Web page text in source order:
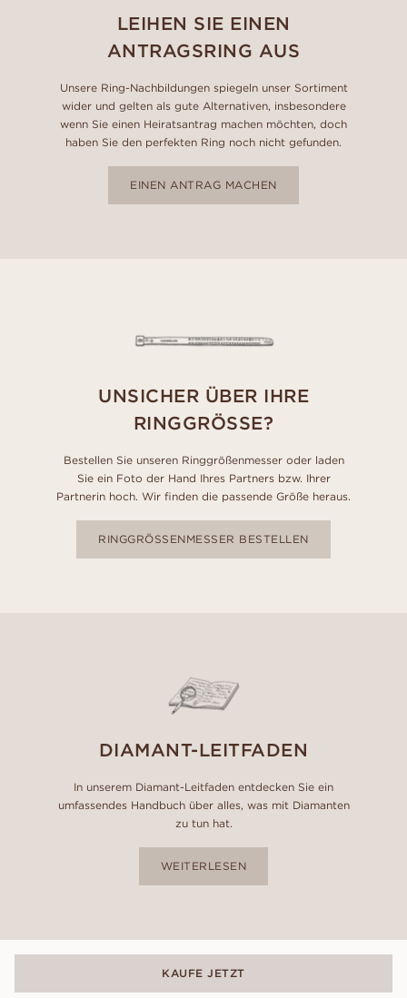
LEIHEN SIE EINEN
ANTRAGSRING AUS
Unsere Ring-Nachbildungen spiegeln unser Sortiment
wider und gelten als gute Alternativen, insbesondere
wenn Sie einen Heiratsantrag machen möchten, doch
haben Sie den perfekten Ring noch nicht gefunden.
EINEN ANTRAG MACHEN
UNSICHER ÜBER IHRE
RINGGRÖSSE?
Bestellen Sie unseren Ringgrößenmesser oder laden
Sie ein Foto der Hand Ihres Partners bzw. Ihrer
Partnerin hoch. Wir finden die passende Größe heraus.
RINGGRÖSSENMESSER BESTELLEN
DIAMANT-LEITFADEN
In unserem Diamant-Leitfaden entdecken Sie ein
umfassendes Handbuch über alles, was mit Diamanten
zu tun hat.
WEITERLESEN
KAUFE JETZT